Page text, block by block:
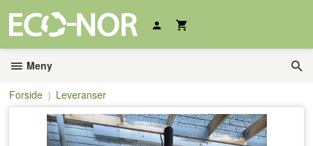
innholdet
Meny
Forside Leveranser